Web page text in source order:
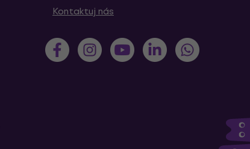
Kontaktuj nás